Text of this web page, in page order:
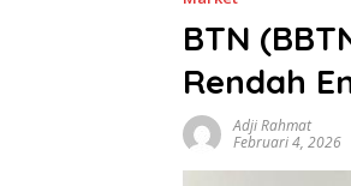
BTN
Rendah
Adji Rahmat
Februari 4, 2026